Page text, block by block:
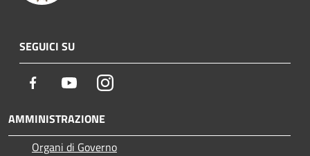
SEGUICI SU
Facebook YoutubeInstagram
AMMINISTRAZIONE
Organi di Governo